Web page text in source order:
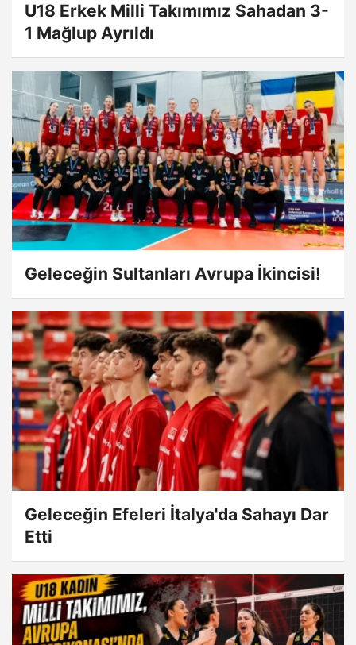
U18 Erkek Milli Takımımız Sahadan 3-
1 Mağlup Ayrıldı
Geleceğin Sultanları Avrupa İkincisi!
Geleceğin Efeleri İtalya'da Sahayı Dar
Etti